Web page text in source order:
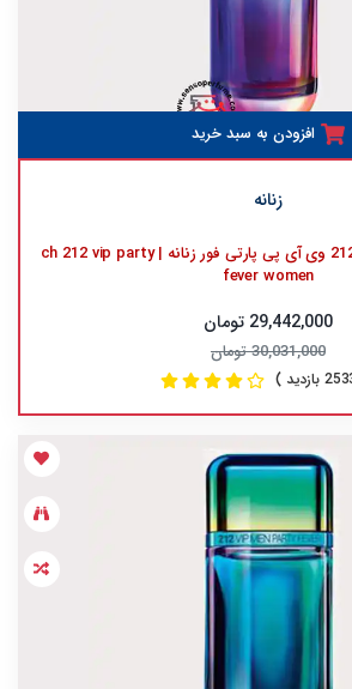
افزودن به سبد خرید
زنانه
عطر ادکلن کارولینا هررا 212 وی آی پی پارتی فور زنانه | ch 212 vip party
fever women
29,442,000 تومان
30,031,000 تومان